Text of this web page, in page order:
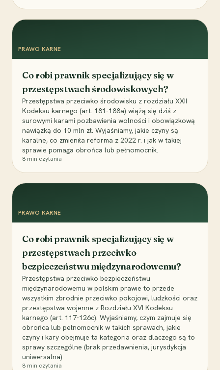
PRAWO KARNE
Co robi prawnik specjalizujący się w
przestępstwach środowiskowych?
Przestępstwa przeciwko środowisku z rozdziału XXII
Kodeksu karnego (art. 181-188a) wiążą się dziś z
surowymi karami pozbawienia wolności i obowiązkową
nawiązką do 10 mln zł. Wyjaśniamy, jakie czyny są
karalne, co zmieniła reforma z 2022 r. i jak w takiej
sprawie pomaga obrońca lub pełnomocnik.
8 min czytania
PRAWO KARNE
Co robi prawnik specjalizujący się w
przestępstwach przeciwko
bezpieczeństwu międzynarodowemu?
Przestępstwa przeciwko bezpieczeństwu
międzynarodowemu w polskim prawie to przede
wszystkim zbrodnie przeciwko pokojowi, ludzkości oraz
przestępstwa wojenne z Rozdziału XVI Kodeksu
karnego (art. 117-126c). Wyjaśniamy, czym zajmuje się
obrońca lub pełnomocnik w takich sprawach, jakie
czyny i kary obejmuje ta kategoria oraz dlaczego są to
sprawy szczególne (brak przedawnienia, jurysdykcja
uniwersalna).
8 min czytania